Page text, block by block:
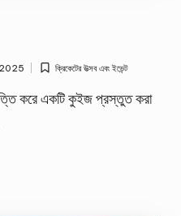
Posted
ক্রিকেটের উত্সব এবং ইভেন্ট
করে একটি কুইজ প্রস্তুত করা